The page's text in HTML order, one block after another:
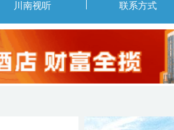
川南视听
联系方式